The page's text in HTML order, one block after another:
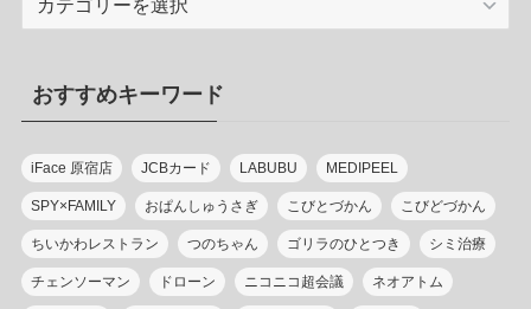
リ
ー
おすすめキーワード
iFace 原宿店 JCBカード LABUBU MEDIPEEL
SPY×FAMILY おぱんしゅうさぎ こびとづかん こびどづかん
ちいかわレストラン つのちゃん ゴリラのひとつき シミ治療
チェンソーマン ドローン ニコニコ超会議 ネオアトム